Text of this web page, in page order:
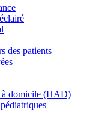
des patients
à domicile (HAD)